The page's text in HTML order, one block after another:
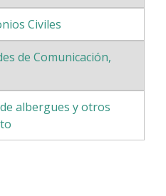
Civiles
de Comunicación,
albergues y otros